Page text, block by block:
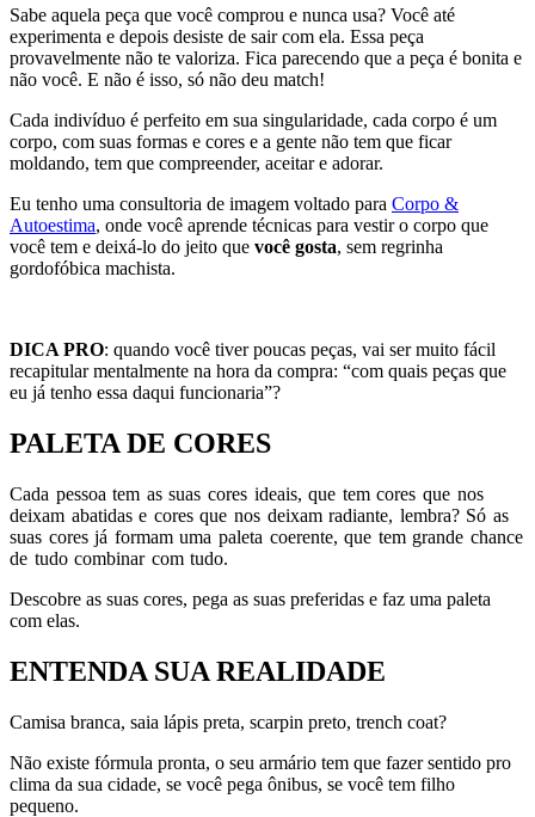
Sabe aquela peça que você comprou e nunca usa? Você até
experimenta e depois desiste de sair com ela. Essa peça
provavelmente não te valoriza. Fica parecendo que a peça é bonita e
não você. E não é isso, só não deu match!
Cada indivíduo é perfeito em sua singularidade, cada corpo é um
corpo, com suas formas e cores e a gente não tem que ficar
moldando, tem que compreender, aceitar e adorar.
Eu tenho uma consultoria de imagem voltado para Corpo &
Autoestima, onde você aprende técnicas para vestir o corpo que
você tem e deixá-lo do jeito que você gosta, sem regrinha
gordofóbica machista.
DICA PRO: quando você tiver poucas peças, vai ser muito fácil
recapitular mentalmente na hora da compra: “com quais peças que
eu já tenho essa daqui funcionaria”?
PALETA DE CORES
Cada pessoa tem as suas cores ideais, que tem cores que nos
deixam abatidas e cores que nos deixam radiante, lembra? Só as
suas cores já formam uma paleta coerente, que tem grande chance
de tudo combinar com tudo.
Descobre as suas cores, pega as suas preferidas e faz uma paleta
com elas.
ENTENDA SUA REALIDADE
Camisa branca, saia lápis preta, scarpin preto, trench coat?
Não existe fórmula pronta, o seu armário tem que fazer sentido pro
clima da sua cidade, se você pega ônibus, se você tem filho
pequeno.